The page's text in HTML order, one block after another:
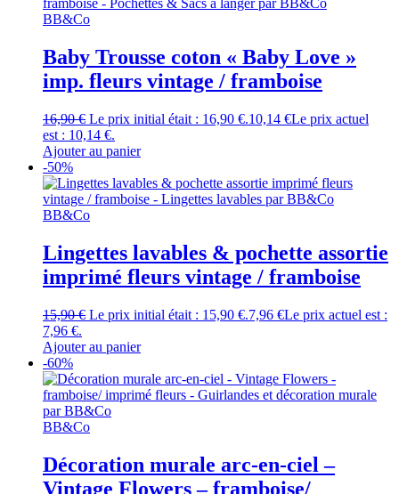
BB&Co
Baby Trousse coton « Baby Love »
imp. fleurs vintage / framboise
16,90€ Le prix initial était : 16,90 €.10,14 €Le prix actuel
est : 10,14 €.
Ajouter au panier
-50%
BB&Co
Lingettes lavables & pochette assortie
imprimé fleurs vintage / framboise
15,90€ Le prix initial était : 15,90 €.7,96 €Le prix actuel est :
7,96 €.
Ajouter au panier
-60%
BB&Co
Décoration murale arc-en-ciel –
Vintage Flowers – framboise/